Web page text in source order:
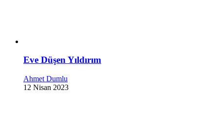
Eve Düşen Yıldırım
Ahmet Dumlu
12 Nisan 2023